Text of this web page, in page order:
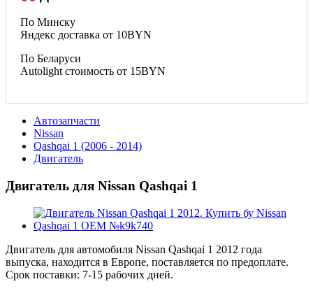
По Минску
Яндекс доставка от 10BYN
По Беларуси
Autolight стоимость от 15BYN
Автозапчасти
Nissan
Qashqai 1 (2006 - 2014)
Двигатель
Двигатель для Nissan Qashqai 1
Двигатель для автомобиля Nissan Qashqai 1 2012 года
выпуска, находится в Европе, поставляется по предоплате.
Срок поставки: 7-15 рабочих дней.